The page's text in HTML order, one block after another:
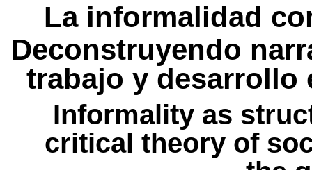
La informalidad
Deconstruyendo
trabajo y desarrollo
Informality as
critical theory of